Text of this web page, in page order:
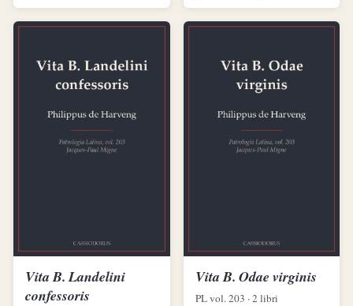
Vita B. Landelini
confessoris
Vita B. Odae virginis
PL vol. 203 · 2 libri